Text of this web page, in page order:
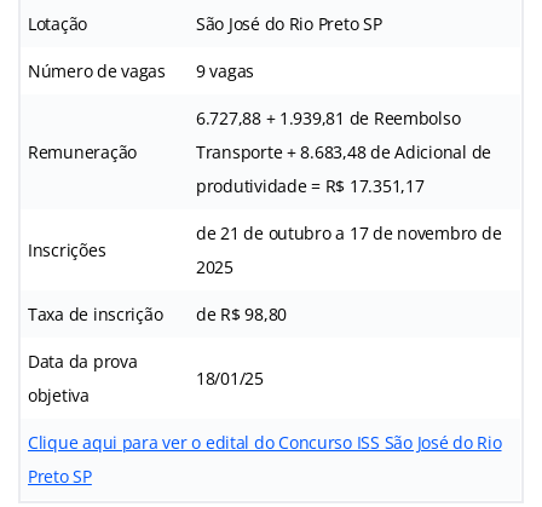
Lotação São José do Rio Preto SP
Número de vagas 9 vagas
Remuneração
6.727,88 + 1.939,81 de Reembolso
Transporte + 8.683,48 de Adicional de
produtividade = R$ 17.351,17
Inscrições
de 21 de outubro a 17 de novembro de
2025
Taxa de inscrição de R$ 98,80
Data da prova
objetiva
18/01/25
Clique aqui para ver o edital do Concurso ISS São José do Rio
Preto SP